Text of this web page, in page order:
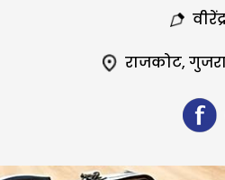
राजकोट,